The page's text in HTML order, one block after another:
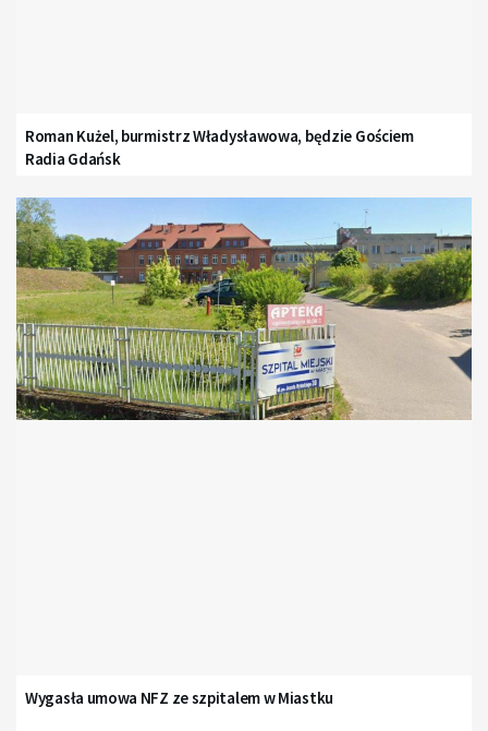
Roman Kużel, burmistrz Władysławowa, będzie Gościem
Radia Gdańsk
Wygasła umowa NFZ ze szpitalem w Miastku